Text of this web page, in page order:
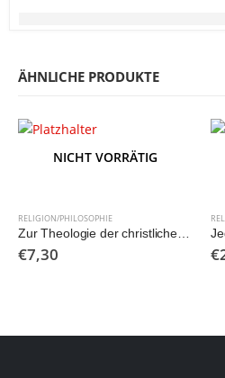
ÄHNLICHE PRODUKTE
NICHT VORRÄTIG
RELIGION/PHILOSOPHIE
Zur Theologie der christlichen Ehe
€7,30 €